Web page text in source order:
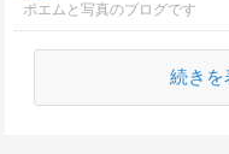
ポエムと写真のブログです
続きを